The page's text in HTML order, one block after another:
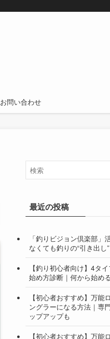
お問い合わせ
最近の投稿
「釣りビジョン倶楽部」
なくても釣りの“引き出し
【釣り初心者向け】4タ
始め方診断｜何から始め
【初心者おすすめ】万能
ングラーになる方法｜専
ップアップも
【初心者おすすめ】万能